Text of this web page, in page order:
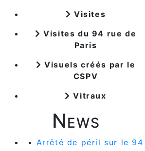
Visites
Visites du 94 rue de
Paris
Visuels créés par le
CSPV
Vitraux
News
• Arrêté de péril sur le 94